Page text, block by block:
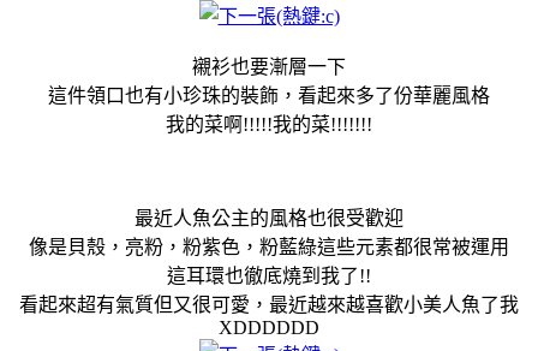
襯衫也要漸層一下
這件領口也有小珍珠的裝飾，看起來多了份華麗風格
我的菜啊!!!!!我的菜!!!!!!!
最近人魚公主的風格也很受歡迎
像是貝殼，亮粉，粉紫色，粉藍綠這些元素都很常被運用
這耳環也徹底燒到我了!!
看起來超有氣質但又很可愛，最近越來越喜歡小美人魚了我
XDDDDDD